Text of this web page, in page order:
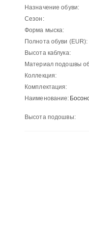
Назначение обуви:
Сезон:
Форма мыска:
Полнота обуви (EUR):
Высота каблука:
Материал подошвы
Коллекция:
Комплектация:
Наименование:
Высота подошвы: